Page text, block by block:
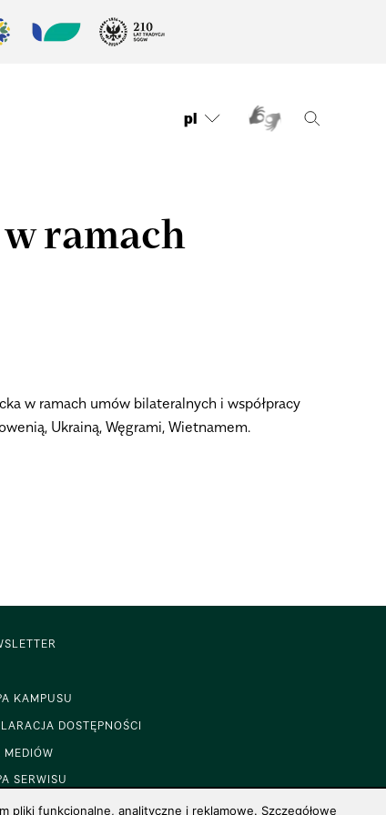
pl
w ramach
w ramach umów bilateralnych i współpracy
Ukrainą, Węgrami, Wietnamem.
KAMPUSU
DOSTĘPNOŚCI
MEDIÓW
SERWISU
pliki funkcjonalne, analityczne i reklamowe. Szczegółowe